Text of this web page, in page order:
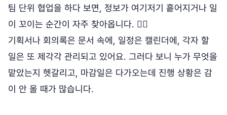
팀 단위 협업을 하다 보면, 정보가 여기저기 흩어지거나 일
이 꼬이는 순간이 자주 찾아옵니다. 😵‍💫
기획서나 회의록은 문서 속에, 일정은 캘린더에, 각자 할
일은 또 제각각 관리되고 있어요. 그러다 보니 누가 무엇을
맡았는지 헷갈리고, 마감일은 다가오는데 진행 상황은 감
이 안 올 때가 많습니다.